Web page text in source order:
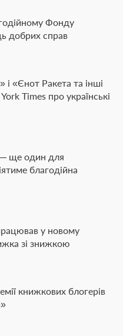
Фонду
добрих справ
«Єнот Ракета та інші
Times про українські
ще один для
благодійна
у новому
зі знижкою
книжкових блогерів